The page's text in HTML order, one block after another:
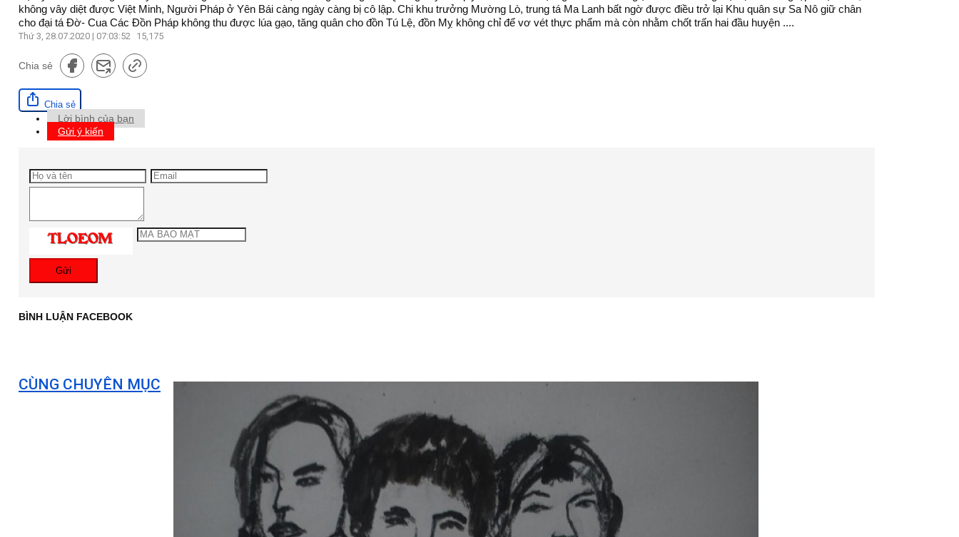
không vây diệt được Việt Minh, Người Pháp ở Yên Bái càng ngày càng bị cô lập. Chi khu trưởng Mường Lò, trung tá Ma Lanh bất ngờ được điều trở lại Khu quân sự Sa Nô giữ chân
cho đại tá Đờ- Cua Các Đồn Pháp không thu được lúa gạo, tăng quân cho đồn Tú Lệ, đồn Mỵ không chỉ để vơ vét thực phẩm mà còn nhằm chốt trấn hai đầu huyện ....
Thứ 3, 28.07.2020 | 07:03:52 15,175
Chia sẻ
Chia sẻ
Lời bình của bạn
Gửi ý kiến
Gửi
BÌNH LUẬN FACEBOOK
CÙNG CHUYÊN MỤC